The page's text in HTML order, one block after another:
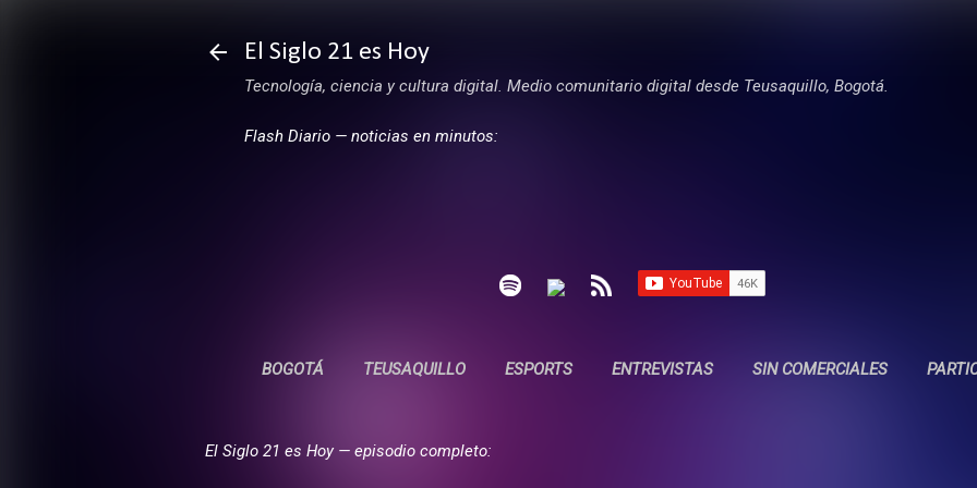
El Siglo 21 es Hoy
Tecnología, ciencia y cultura digital. Medio comunitario digital desde Teusaquillo, Bogotá.
Flash Diario — noticias en minutos:
BOGOTÁ TEUSAQUILLO ESPORTS ENTREVISTAS SIN COMERCIALES
El Siglo 21 es Hoy — episodio completo: